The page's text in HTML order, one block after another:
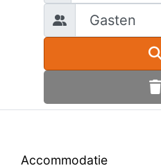
Accommodatie